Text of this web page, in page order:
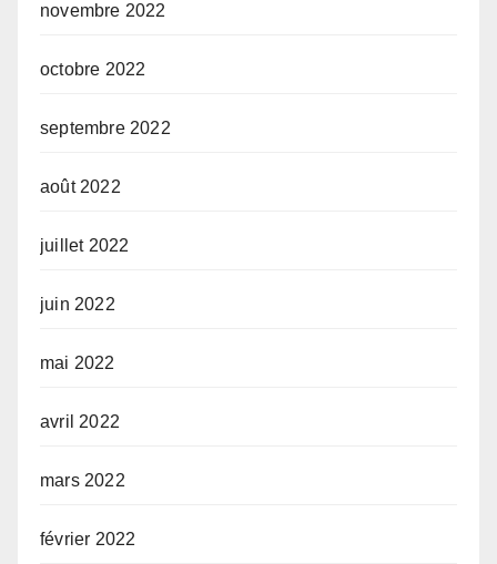
novembre 2022
octobre 2022
septembre 2022
août 2022
juillet 2022
juin 2022
mai 2022
avril 2022
mars 2022
février 2022